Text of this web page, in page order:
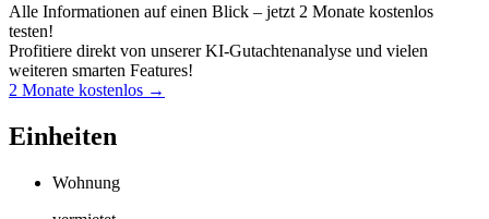
Alle Informationen auf einen Blick – jetzt 2 Monate kostenlos
testen!
Profitiere direkt von unserer KI-Gutachtenanalyse und vielen
weiteren smarten Features!
2 Monate kostenlos →
Einheiten
Wohnung